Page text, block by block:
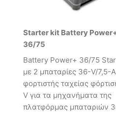
Starter kit Battery
36/75
Battery Power+ 36/75
με 2 μπαταρίες 36-V/7,5-
φορτιστής ταχείας
V για τα μηχανήματα της
πλατφόρμας μπαταριών